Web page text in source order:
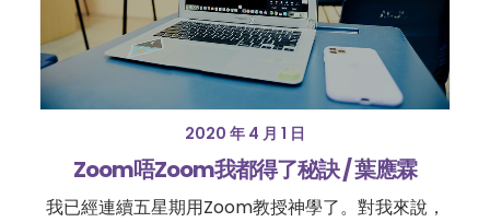
2020 年 4 月 1 日
Zoom唔Zoom我都得了秘訣 / 葉應霖
我已經連續五星期用Zoom教授神學了。對我來說，